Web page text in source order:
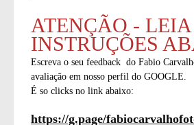
ATENÇÃO - LEIA
INSTRUÇÕES
Escreva o seu feedback do Fabio
avaliação em nosso perfil do GOOGLE.
É so clicks no link abaixo:
https://g.page/